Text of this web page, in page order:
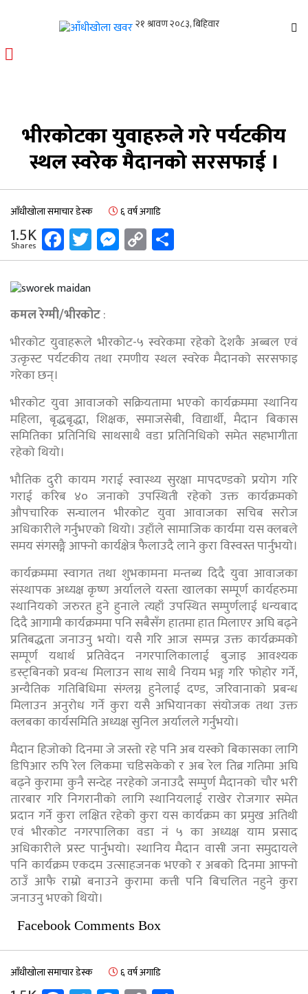
आँधीखोला खवर
मोफसलकै लोकप्रिय अनलाइन पत्रिका
भीरकोटका युवाहरुले गरे पर्यटकीय
स्थल स्वरेक मैदानको सरसफाई ।
आँधीखोला समाचार डेस्क ६ वर्ष अगाडि
1.5K
Shares Facebook
Twitter
Messenger
Copy
Link
कमल रेग्मी/भीरकोट:
भीरकोट युवाहरूले भीरकोट-५ स्वरेकमा रहेकाे देशकै अब्बल एवं
उत्कृस्ट पर्यटकीय तथा रमणीय स्थल स्वरेक मैदानको सरसफाइ
गरेका छन्।
भीरकोट युवा आवाजको सक्रियतामा भएको कार्यक्रममा स्थानिय
महिला, बृद्धबृद्धा, शिक्षक, समाजसेबी, विद्यार्थी, मैदान बिकास
समितिका प्रतिनिधि साथसाथै वडा प्रतिनिधिको समेत सहभागीता
रहेको थियो।
भौतिक दुरी कायम गराई स्वास्थ्य सुरक्षा मापदण्डको प्रयोग गरि
गराई करिब ४० जनाको उपस्थिती रहेको उक्त कार्यक्रमको
औपचारिक सन्चालन भीरकोट युवा आवाजका सचिब सरोज
अधिकारीले गर्नुभएको थियो। उहाँले सामाजिक कार्यमा यस क्लबले
समय संगसङ्गै आफ्नो कार्यक्षेत्र फैलाउदै लाने कुरा विस्वस्त पार्नुभयो।
कार्यक्रममा स्वागत तथा शुभकामना मन्तब्य दिदै युवा आवाजका
संस्थापक अध्यक्ष कृष्ण अर्यालले यस्ता खालका सम्पूर्ण कार्यहरुमा
स्थानियको जरुरत हुने हुनाले त्यहाँ उपस्थित सम्पुर्णलाई धन्यबाद
दिदै आगामी कार्यक्रममा पनि सबैसँग हातमा हात मिलाएर अघि बढ्ने
प्रतिबद्धता जनाउनु भयो। यसै गरि आज सम्पन्न उक्त कार्यक्रमको
सम्पूर्ण यथार्थ प्रतिवेदन नगरपालिकालाई बुजाइ आवश्यक
डस्ट्बिनको प्रवन्ध मिलाउन साथ साथै नियम भङ्ग गरि फोहोर गर्ने,
अन्यैतिक गतिबिधिमा संग्लग्न हुनेलाई दण्ड, जरिवानाको प्रबन्ध
मिलाउन अनुरोध गर्ने कुरा यसै अभियानका संयोजक तथा उक्त
क्लबका कार्यसमिति अध्यक्ष सुनिल अर्यालले गर्नुभयो।
मैदान हिजोको दिनमा जे जस्तो रहे पनि अब यस्को बिकासका लागि
डिपिआर रुपि रेल लिकमा चडिसकेको र अब रेल तिब्र गतिमा अघि
बढ्ने कुरामा कुनै सन्देह नरहेको जनाउदै सम्पुर्ण मैदानको चौर भरी
तारबार गरि निगरानीको लागि स्थानियलाई राखेर रोजगार समेत
प्रदान गर्ने कुरा लक्षित रहेको कुरा यस कार्यक्रम का प्रमुख अतिथी
एवं भीरकोट नगरपालिका वडा नं ५ का अध्यक्ष याम प्रसाद
अधिकारीले प्रस्ट पार्नुभयो। स्थानिय मैदान वासी जना समुदायले
पनि कार्यक्रम एकदम उत्साहजनक भएको र अबको दिनमा आफ्नो
ठाउँ आफै राम्रो बनाउने कुरामा कत्ती पनि बिचलित नहुने कुरा
जनाउनु भएको थियो।
Facebook Comments Box
आँधीखोला समाचार डेस्क ६ वर्ष अगाडि